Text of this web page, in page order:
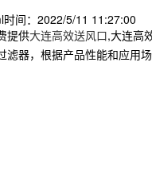
时间：2022/5/11 11:27:00
提供大连高效送风口,大连高
滤器，根据产品性能和应用